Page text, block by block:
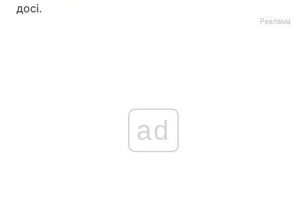
досі.
Реклама
ad